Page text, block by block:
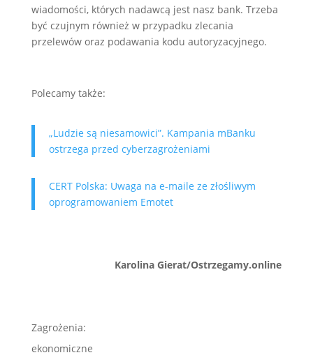
wiadomości, których nadawcą jest nasz bank. Trzeba
być czujnym również w przypadku zlecania
przelewów oraz podawania kodu autoryzacyjnego.
Polecamy także:
„Ludzie są niesamowici”. Kampania mBanku
ostrzega przed cyberzagrożeniami
CERT Polska: Uwaga na e-maile ze złośliwym
oprogramowaniem Emotet
Karolina Gierat/Ostrzegamy.online
Zagrożenia:
ekonomiczne